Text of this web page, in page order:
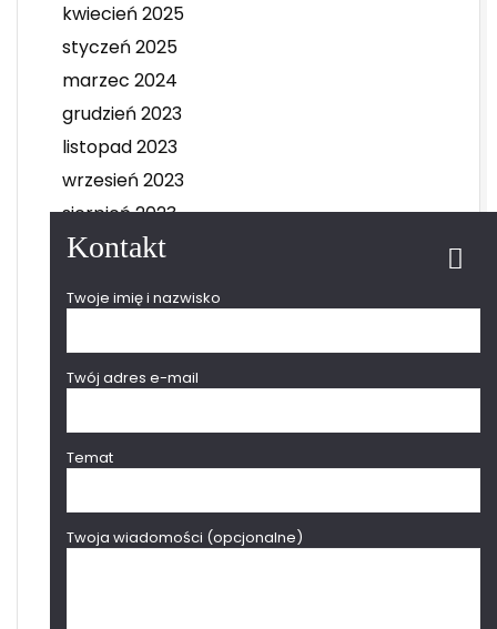
kwiecień 2025
styczeń 2025
marzec 2024
grudzień 2023
listopad 2023
wrzesień 2023
sierpień 2023
lipiec 2023
maj 2023
kwiecień 2023
marzec 2023
grudzień 2022
czerwiec 2022
kwiecień 2022
Kontakt
Twoje imię i nazwisko
Twój adres e-mail
Temat
Twoja wiadomości (opcjonalne)